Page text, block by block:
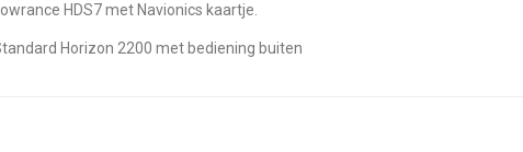
Lowrance HDS7 met Navionics kaartje.
Standard Horizon 2200 met bediening buiten